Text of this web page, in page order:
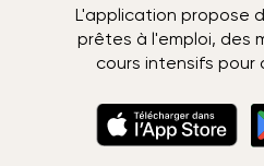
L'application propose
prêtes à l'emploi, des
cours intensifs pour